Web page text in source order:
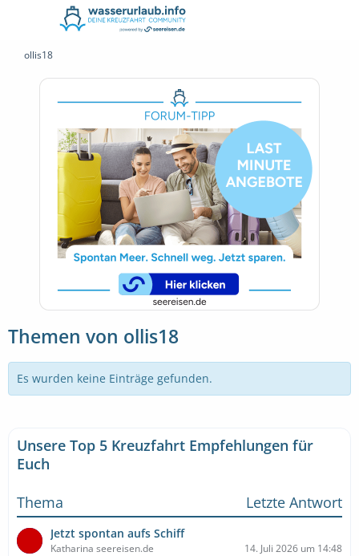
ollis18
Themen von ollis18
Es wurden keine Einträge gefunden.
Unsere Top 5 Kreuzfahrt Empfehlungen für
Euch
Thema
Letzte Antwort
Jetzt spontan aufs Schiff
Katharina seereisen.de 14. Juli 2026 um 14:48